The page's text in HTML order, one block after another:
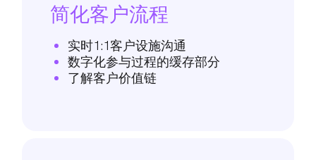
简化客户流程
实时1:1客户设施沟通
数字化参与过程的缓存部分
了解客户价值链